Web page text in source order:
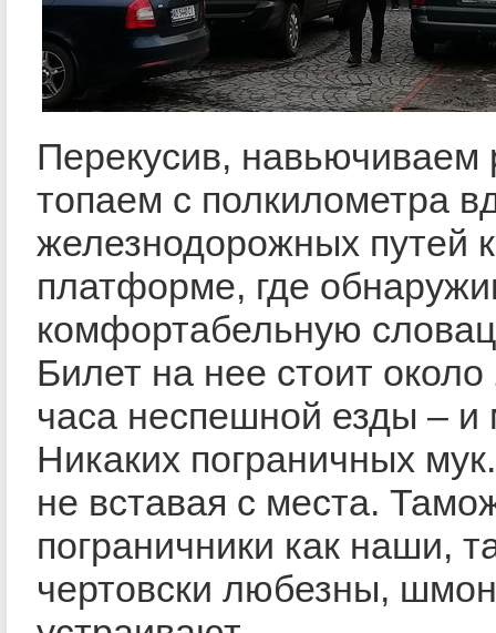
Перекусив, навьючиваем
топаем с полкилометра
железнодорожных путей
платформе, где
комфортабельную
Билет на нее стоит
часа неспешной езды –
Никаких пограничных
не вставая с места.
пограничники как наши,
чертовски любезны,